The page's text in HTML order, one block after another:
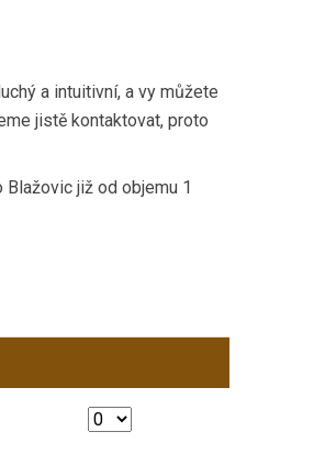
a intuitivní, a vy můžete
jistě kontaktovat, proto
Blažovic již od objemu 1